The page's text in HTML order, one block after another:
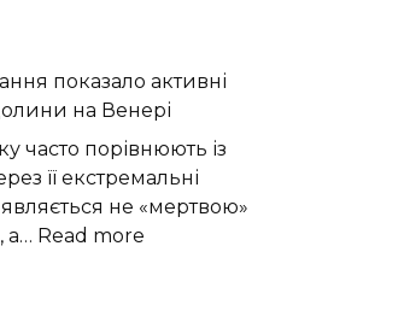
прискорення
ядерному
вогняному
шарі
показало активні
на Венері
часто порівнюють із
її екстремальні
не «мертвою»
а… Read more